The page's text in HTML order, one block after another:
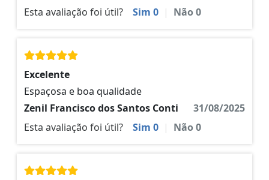
Esta avaliação foi útil?
Sim 0 | Não0
Excelente
Espaçosa e boa qualidade
Zenil Francisco dos Santos Conti
31/08/2025
Esta avaliação foi útil?
Sim 0 | Não0